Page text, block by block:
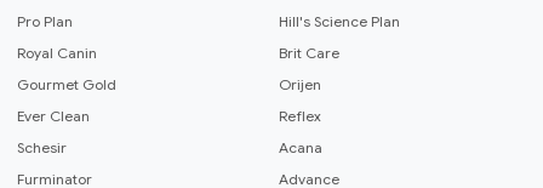
Pro Plan
Hill's Science Plan
Royal Canin
Brit Care
Gourmet Gold
Orijen
Ever Clean
Reflex
Schesir
Acana
Furminator
Advance